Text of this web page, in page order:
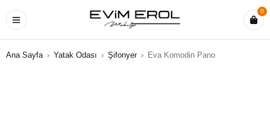
0
Ana Sayfa › Yatak Odası › Şifonyer › Eva Komodin Pano